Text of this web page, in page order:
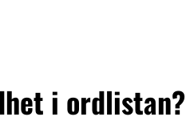
i ordlistan?